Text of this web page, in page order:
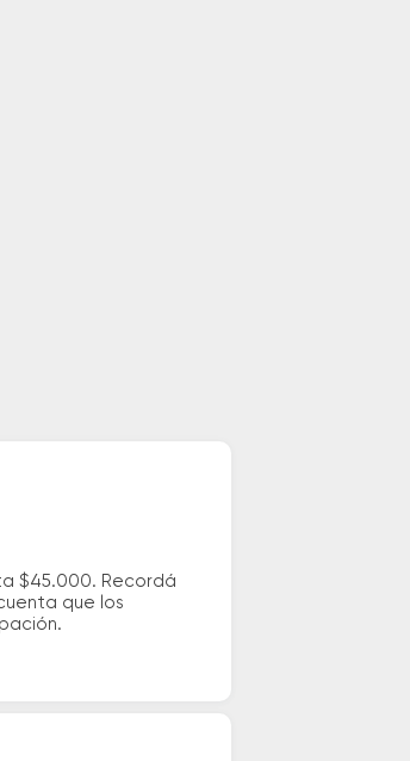
$45.000. Recordá
que los